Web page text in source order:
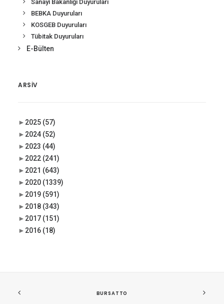
Sanayi Bakanlığı Duyuruları
BEBKA Duyuruları
KOSGEB Duyuruları
Tübitak Duyuruları
E-Bülten
ARSIV
► 2025 (57)
► 2024 (52)
► 2023 (44)
► 2022 (241)
► 2021 (643)
► 2020 (1339)
► 2019 (591)
► 2018 (343)
► 2017 (151)
► 2016 (18)
BURSATTO